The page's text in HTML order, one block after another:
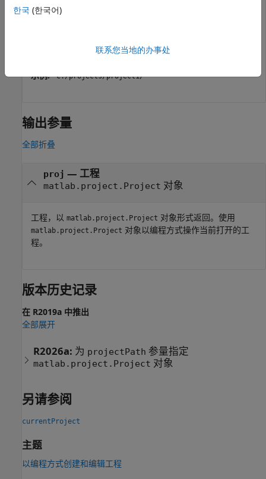
或者，将工程指定为
"C:/projects/project1/myProject.prj"
示例:"C:/projects/project1/"
输出参量
全部折叠
proj — 工程
matlab.project.Project 对象
工程，以 matlab.project.Project 对象形式返回。使用
matlab.project.Project 对象以编程方式操作当前打开的工
程。
版本历史记录
在 R2019a 中推出
全部展开
R2026a: 为 projectPath 参量指定
matlab.project.Project 对象
另请参阅
currentProject
主题
以编程方式创建和编辑工程
한국 (한국어)
联系您当地的办事处